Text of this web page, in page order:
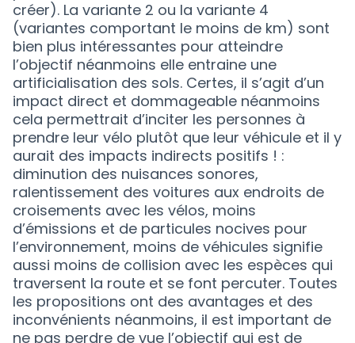
créer). La variante 2 ou la variante 4
(variantes comportant le moins de km) sont
bien plus intéressantes pour atteindre
l’objectif néanmoins elle entraine une
artificialisation des sols. Certes, il s’agit d’un
impact direct et dommageable néanmoins
cela permettrait d’inciter les personnes à
prendre leur vélo plutôt que leur véhicule et il y
aurait des impacts indirects positifs ! :
diminution des nuisances sonores,
ralentissement des voitures aux endroits de
croisements avec les vélos, moins
d’émissions et de particules nocives pour
l’environnement, moins de véhicules signifie
aussi moins de collision avec les espèces qui
traversent la route et se font percuter. Toutes
les propositions ont des avantages et des
inconvénients néanmoins, il est important de
ne pas perdre de vue l’objectif qui est de